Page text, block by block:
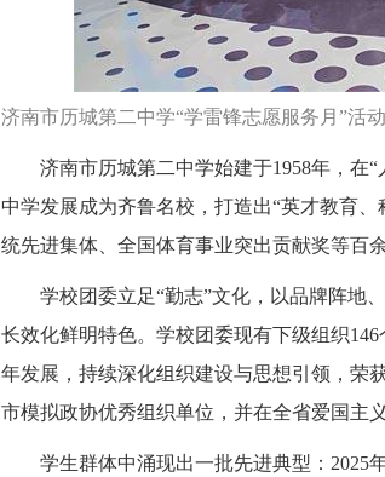
济南市历城第二中学“学雷锋志愿服务月”活
济南市历城第二中学始建于1958年，在
中学发展成为齐鲁名校，打造出“英才教育
统先进集体、全国体育事业突出贡献奖等百余
学校团委立足“勤志”文化，以品牌阵地
长效化鲜明特色。学校团委现有下级组织
年发展，持续深化组织建设与思想引领，荣
市模拟政协优秀组织单位，并在全省爱国主
学生群体中涌现出一批先进典型：2025